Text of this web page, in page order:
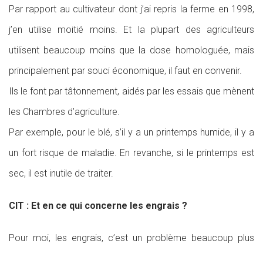
Par rapport au cultivateur dont j’ai repris la ferme en 1998,
j’en utilise moitié moins. Et la plupart des agriculteurs
utilisent beaucoup moins que la dose homologuée, mais
principalement par souci économique, il faut en convenir.
Ils le font par tâtonnement, aidés par les essais que mènent
les Chambres d’agriculture.
Par exemple, pour le blé, s’il y a un printemps humide, il y a
un fort risque de maladie. En revanche, si le printemps est
sec, il est inutile de traiter.
CIT : Et en ce qui concerne les engrais ?
Pour moi, les engrais, c’est un problème beaucoup plus